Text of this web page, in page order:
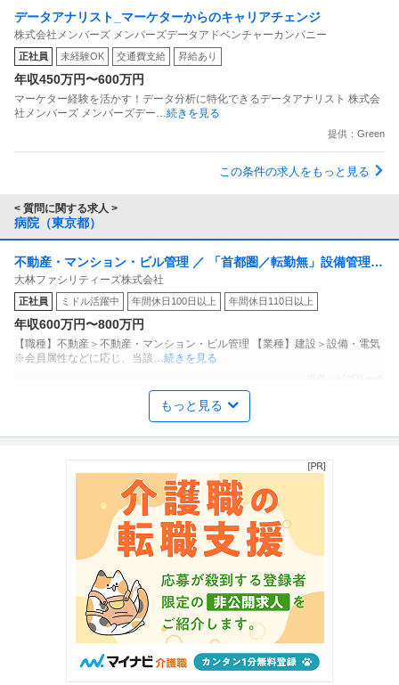
データアナリスト_マーケターからのキャリアチェンジ
株式会社メンバーズ メンバーズデータアドベンチャーカンパニー
正社員 未経験OK 交通費支給 昇給あり
年収450万円〜600万円
マーケター経験を活かす！データ分析に特化できるデータアナリスト 株式会
社メンバーズ メンバーズデー…続きを見る
提供：Green
この条件の求人をもっと見る
< 質問に関する求人 >
病院（東京都）
不動産・マンション・ビル管理 ／ 「首都圏／転勤無」設備管理／
所長候補／年収640万～／定年65歳／年間休日126日／福利厚生充
実／プライム上場大林組G
大林ファシリティーズ株式会社
正社員 ミドル活躍中 年間休日100日以上 年間休日110日以上
年収600万円〜800万円
【職種】不動産＞不動産・マンション・ビル管理 【業種】建設＞設備・電気
※会員属性などに応じ、当該…続きを見る
法人営業 ／ 世界的医療機器メーカー／在宅医療営業／年収500万
～700万／異業界出身活躍
株式会社フィリップス・ジャパン
年収500万円〜700万円
【職種】営業＞法人営業 【業種】メーカー＞精密・計測機器 ※会員属性など
に応じ、当該求人をビズリー
…続きを見る
駅チカ／正看護師／常勤／日勤のみ／内科／病院／ワークライフ
バランス重視の方にもおすすめ／正社員
交通費支給
《透析室》【日勤のみ☆年間休日120日☆寮完備☆】教育体制充実の病院で
看護師さん募集！ ●透析室に …続きを見る
もっと見る